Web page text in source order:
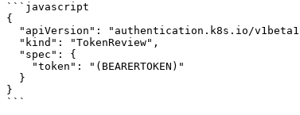
```javascript
{
}
```